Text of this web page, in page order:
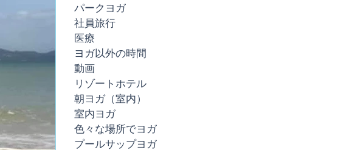
パークヨガ
社員旅行
医療
ヨガ以外の時間
動画
リゾートホテル
朝ヨガ（室内）
室内ヨガ
色々な場所でヨガ
プールサップヨガ